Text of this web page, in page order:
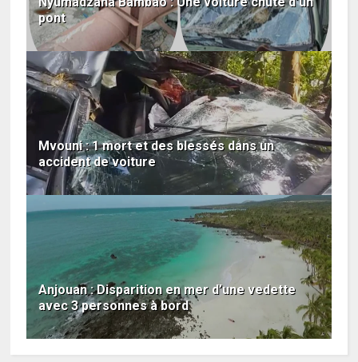
pont
Mvouni : 1 mort et des blessés dans un
accident de voiture
Anjouan : Disparition en mer d’une vedette
avec 3 personnes à bord